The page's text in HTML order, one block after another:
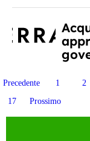
Paginazione
degli
Precedente 1 2
17
Prossimo